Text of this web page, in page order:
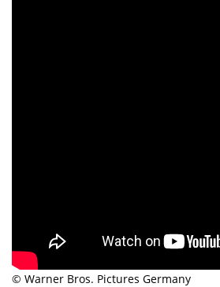
© Warner Bros. Pictures Germany